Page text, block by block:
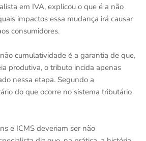
em IVA, explicou o que é a não
impactos essa mudança irá causar
consumidores.
cumulatividade é a garantia de que,
produtiva, o tributo incida apenas
nessa etapa. Segundo a
do que ocorre no sistema tributário
e ICMS deveriam ser não